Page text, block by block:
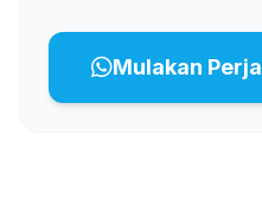
Mulakan